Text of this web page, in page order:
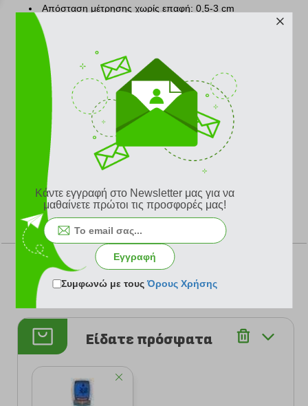
Απόσταση μέτρησης χωρίς επαφή: 0,5-3 cm
Ηχητική ένδειξη πυρετού
Επιπλέον λειτουργία : μέτρηση θερμοκρασίας υγρών &
τροφίμων. Ιδανικό για μέτρηση θερμοκρασίας νερού
μπάνιου
Ευανάγνωστη οθόνη LCD με οπίσθιο φωτισμό
Λειτουργία ° C / ° F
Εύρος μέτρησης: 22-40 ° C (71,6-104 ° F)
Διαβάθμιση: 0-100 ° C (32-212 ° F)
30 θέσεις μνήμης
Νυχτερινή λειτουργία
Περιλαμβάνονται μπαταρίες
ΨΗΦΙΣΤΕ
Σύνολο Ψήφων: 0
Είδατε πρόσφατα
Κάντε εγγραφή στο Newsletter μας για να
μαθαίνετε πρώτοι τις προσφορές μας!
Εγγραφή
Συμφωνώ με τουςΌρους Χρήσης